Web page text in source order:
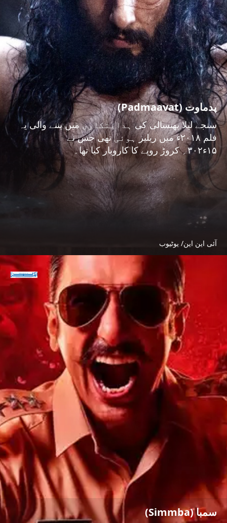
پدماوت (Padmaavat)
سنجے لیلا بھنسالی کی ہدایتکاری میں بننے والی یہ
فلم ۲۰۱۸ء میں ریلیز ہوئی تھی جس نے
۱۵ء۳۰۲؍ کروڑ روپے کا کاروبار کیا تھا۔
آئی این این/ یوٹیوب
سمبا (Simmba)